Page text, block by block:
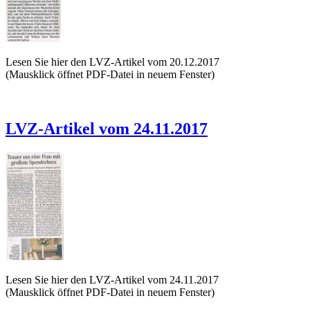
Lesen Sie hier den LVZ-Artikel vom 20.12.2017
(Mausklick öffnet PDF-Datei in neuem Fenster)
LVZ-Artikel vom 24.11.2017
Lesen Sie hier den LVZ-Artikel vom 24.11.2017
(Mausklick öffnet PDF-Datei in neuem Fenster)